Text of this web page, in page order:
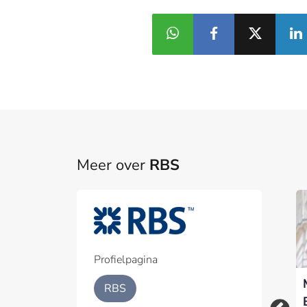
Meer over RBS
Profielpagina
RBS
Een
het